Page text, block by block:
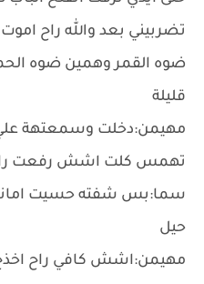
تضربيني بعد والله راح
ضوه القمر وهمين ضوه
قليلة
مهيمن:دخلت وسمعتهة
تهمس كلت اشش رفعت
سما:بس شفته حسيت
حيل
مهيمن:اشش كافي راح